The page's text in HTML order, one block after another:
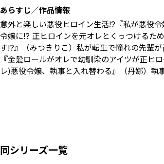
あらすじ／作品情報
意外と楽しい悪役ヒロイン生活!?『私が悪役
令嬢に!? 正ヒロインを元オレとくっつけるた
す!?』（みつきりこ）私が転生で憧れの先輩
『金髪ロールがオレで幼馴染のアイツが正ヒ
レ)悪役令嬢、執事と入れ替わる』（丹娜）執
同シリーズ一覧